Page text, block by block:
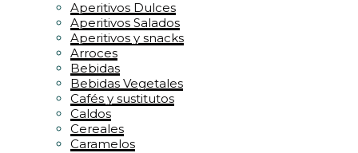
Aperitivos Dulces
Aperitivos Salados
Aperitivos y snacks
Arroces
Bebidas
Bebidas Vegetales
Cafés y sustitutos
Caldos
Cereales
Caramelos